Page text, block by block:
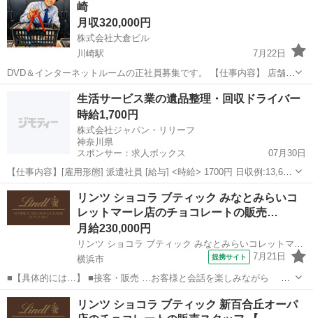
か...
崎
月収320,000円
株式会社大倉ビル
川崎駅
7月22日
DVD＆インターネットルームの正社員募集です。 【仕事内容】 店舗内
の清掃業務と簡単な接客対応です。 ・客室や共用部の清掃 ・備品の補
充、簡単なチェック ・受付での簡単な接客対応 特別な経験や資格は
川崎市 川崎駅 その他 未経験
生活サービス業の遺品整理・回収ドライバー
時給1,700円
株式会社ジャパン・リリーフ
神奈川県
スポンサー：求人ボックス
07月30日
【仕事内容】[雇用形態] 派遣社員 [給与] <時給> 1700円 日収例:13,600
円(実働8h) 研修10日間:時給1,600円 [特徴] マイカー通勤OK 研修・教
育制度充実 即日勤務OK 交通費支給 給与前払い制度あり...
正社員 / 派遣社員
リンツ ショコラ ブティック みなとみらいコ
レットマーレ店のチョコレートの販売…
月給230,000円
横浜市
提携サイト 7月21日
■【具体的には…】 ■接客・販売 …お客様と会話を楽しみながら チ
ョコレートをおすすめしていただきます。 「自分へのご褒美に」 「大
切な人へのプレゼントに」 お客様のすてきな想いを お手伝いできる楽
神奈川 横浜市
リンツ ショコラ ブティック 新百合丘オーパ